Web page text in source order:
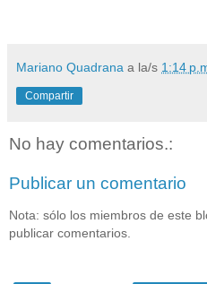
Mariano Quadrana a la/s 1:14
Compartir
No hay comentarios.:
Publicar un comentario
Nota: sólo los miembros de este
publicar comentarios.